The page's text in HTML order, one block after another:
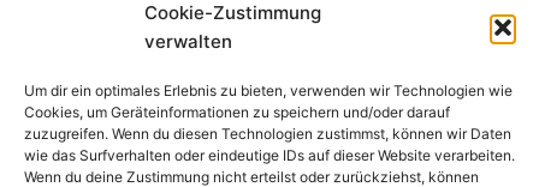
Cookie-Zustimmung
verwalten
Um dir ein optimales Erlebnis zu bieten, verwenden wir Technologien wie
Cookies, um Geräteinformationen zu speichern und/oder darauf
zuzugreifen. Wenn du diesen Technologien zustimmst, können wir Daten
wie das Surfverhalten oder eindeutige IDs auf dieser Website verarbeiten.
Wenn du deine Zustimmung nicht erteilst oder zurückziehst, können
Website